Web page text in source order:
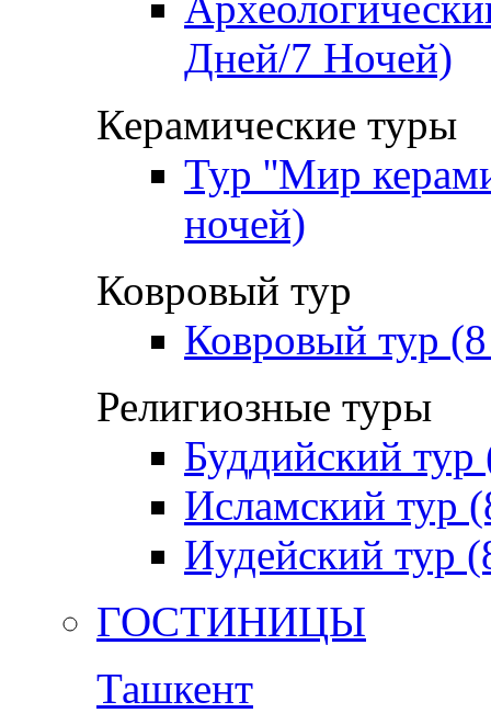
Дней/7 Ночей)
Керамические туры
Тур ''Мир
ночей)
Ковровый тур
Ковровый тур
Религиозные туры
Буддийский
Исламский тур
Иудейский тур
ГОСТИНИЦЫ
Ташкент